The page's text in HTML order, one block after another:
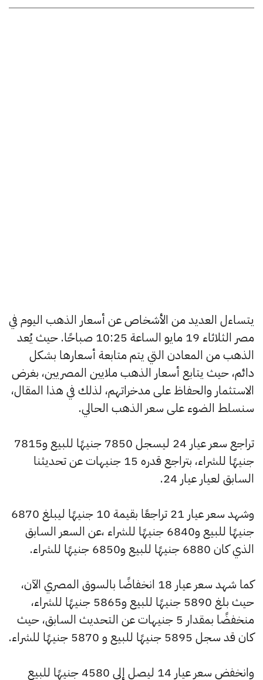
يتساءل العديد من الأشخاص عن أسعار الذهب اليوم في
مصر الثلاثاء 19 مايو الساعة 10:25 صباحًا. حيث يُعد
الذهب من المعادن التي يتم متابعة أسعارها بشكل
دائم، حيث يتابع أسعار الذهب ملايين المصريين، بغرض
الاستثمار والحفاظ على مدخراتهم، لذلك في هذا المقال،
سنسلط الضوء على سعر الذهب الحالي.
تراجع سعر عيار 24 ليسجل 7850 جنيهًا للبيع و7815
جنيهًا للشراء، بتراجع قدره 15 جنيهات عن تحديثنا
السابق لعيار عيار 24.
وشهد سعر عيار 21 تراجعًا بقيمة 10 جنيهًا ليبلغ 6870
جنيهًا للبيع و6840 جنيهًا للشراء ،عن السعر السابق
الذي كان 6880 جنيهًا للبيع و6850 جنيهًا للشراء.
كما شهد سعر عيار 18 انخفاضًا بالسوق المصري الآن،
حيث بلغ 5890 جنيهًا للبيع و5865 جنيهًا للشراء،
منخفضًا بمقدار 5 جنيهات عن التحديث السابق، حيث
كان قد سجل 5895 جنيهًا للبيع و 5870 جنيهًا للشراء.
وانخفض سعر عيار 14 ليصل إلى 4580 جنيهًا للبيع